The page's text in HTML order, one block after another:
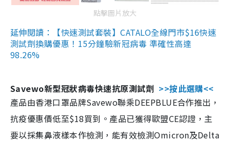
點擊圖片放大
延伸閱讀：【快速測試套裝】CATALO全線門市$16快速
測試劑換購優惠！15分鐘驗新冠病毒 準確性高達
98.26%
Savewo新型冠狀病毒快速抗原測試劑 >>按此選購<<
產品由香港口罩品牌Savewo聯乘DEEPBLUE合作推出，
抗疫優惠價低至$18買到。產品已獲得歐盟CE認證，主
要以採集鼻液樣本作檢測，能有效檢測Omicron及Delta